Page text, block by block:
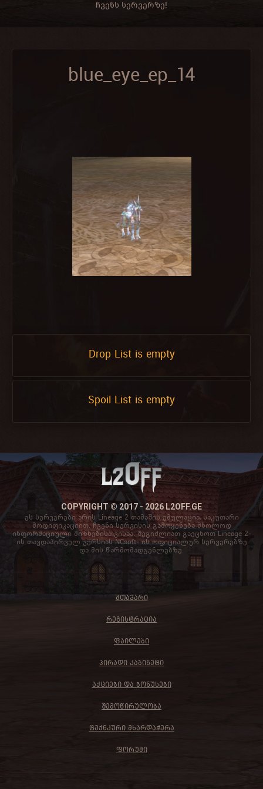
ჩვენს სერვერზე!
blue_eye_ep_14
Drop List is empty
Spoil List is empty
COPYRIGHT © 2017 - 2026 L2OFF.GE
ეს სერვერები არის Lineage 2 თამაშის ემულაცია, საკუთარი
მოდიფიკაციით. ჩვენი სერვისის გამოყენება მხოლოდ
ინფორმაციული მიზნებისთვისაა. შეგიძლიათ გაეცნოთ Lineage 2-
ის თავდაპირველ ვერსიას NCsoft- ის ოფიციალურ სერვერებზე
და მის წარმომადგენლებზე.
ᲛᲗᲐᲕᲐᲠᲘ
ᲠᲔᲒᲘᲡᲢᲠᲐᲪᲘᲐ
ᲤᲐᲘᲚᲔᲑᲘ
ᲞᲘᲠᲐᲓᲘ ᲙᲐᲑᲘᲜᲔᲢᲘ
ᲐᲥᲪᲘᲔᲑᲘ ᲓᲐ ᲑᲝᲜᲣᲡᲔᲑᲘ
ᲨᲔᲛᲝᲬᲘᲠᲣᲚᲝᲑᲐ
ᲢᲔᲥᲜᲙᲣᲠᲘ ᲛᲮᲐᲠᲓᲐᲭᲔᲠᲐ
ᲤᲝᲠᲣᲛᲘ